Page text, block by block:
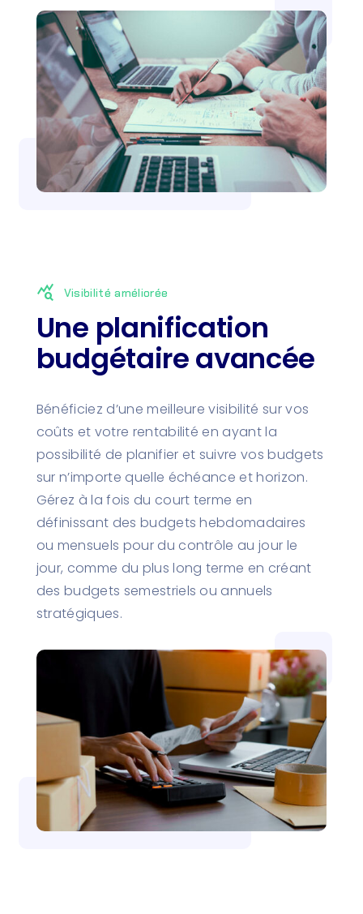
query_stats Visibilité améliorée
Une planification
budgétaire avancée
Bénéficiez d’une meilleure visibilité sur vos
coûts et votre rentabilité en ayant la
possibilité de planifier et suivre vos budgets
sur n’importe quelle échéance et horizon.
Gérez à la fois du court terme en
définissant des budgets hebdomadaires
ou mensuels pour du contrôle au jour le
jour, comme du plus long terme en créant
des budgets semestriels ou annuels
stratégiques.